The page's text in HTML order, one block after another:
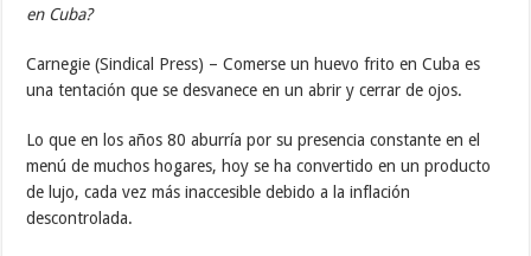
en Cuba?
Carnegie (Sindical Press) – Comerse un huevo frito en Cuba es
una tentación que se desvanece en un abrir y cerrar de ojos.
Lo que en los años 80 aburría por su presencia constante en el
menú de muchos hogares, hoy se ha convertido en un producto
de lujo, cada vez más inaccesible debido a la inflación
descontrolada.